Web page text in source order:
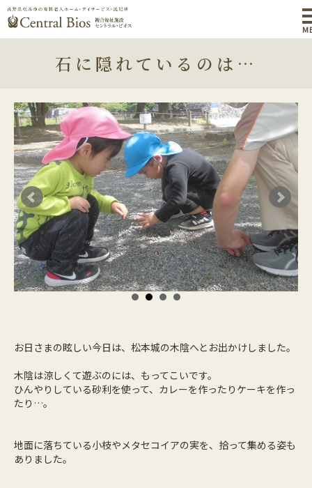
石に隠れているのは…
お日さまの眩しい今日は、松本城の木陰へとお出かけしました。
木陰は涼しくて遊ぶのには、もってこいです。
ひんやりしている砂利を使って、カレーを作ったりケーキを作っ
たり…。
地面に落ちている小枝やメタセコイアの実を、拾って集める姿も
ありました。